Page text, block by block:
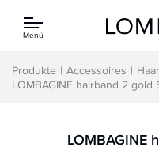
Menü
Produkte Accessoires
LOMBAGINE hairband 2 gold
LOMBAGINE